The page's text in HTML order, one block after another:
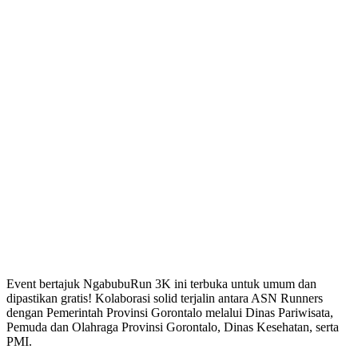
Event bertajuk NgabubuRun 3K ini terbuka untuk umum dan
dipastikan gratis! Kolaborasi solid terjalin antara ASN Runners
dengan Pemerintah Provinsi Gorontalo melalui Dinas Pariwisata,
Pemuda dan Olahraga Provinsi Gorontalo, Dinas Kesehatan, serta
PMI.